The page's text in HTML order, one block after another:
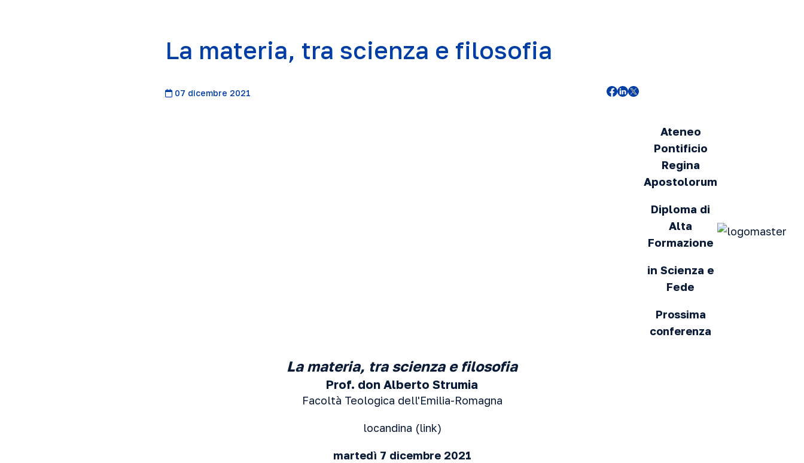
La materia, tra scienza e filosofia
07 dicembre 2021
Ateneo
Pontificio
Regina
Apostolorum
Diploma di
Alta
Formazione
in Scienza e
Fede
Prossima
conferenza
La materia, tra scienza e filosofia
Prof. don Alberto Strumia
Facoltà Teologica dell'Emilia-Romagna
locandina (link)
martedì 7 dicembre 2021